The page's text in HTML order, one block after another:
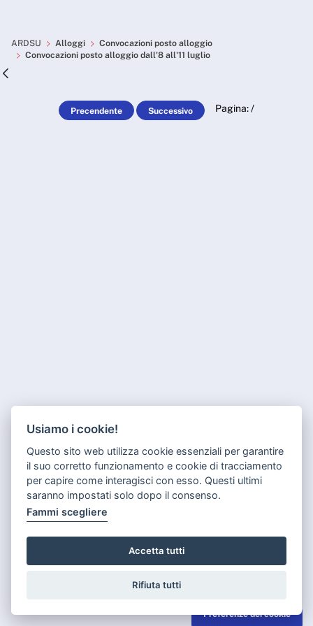
Convocazioni posto
ARDSU Alloggi
Convocazioni posto alloggio
Convocazioni posto alloggio dall'8 all'11 luglio
Precendente Successivo Pagina:/
Usiamo i cookie!
Questo sito web utilizza cookie essenziali per garantire
il suo corretto funzionamento e cookie di tracciamento
per capire come interagisci con esso. Questi ultimi
saranno impostati solo dopo il consenso.
Fammi scegliere
Accetta tutti
Rifiuta tutti